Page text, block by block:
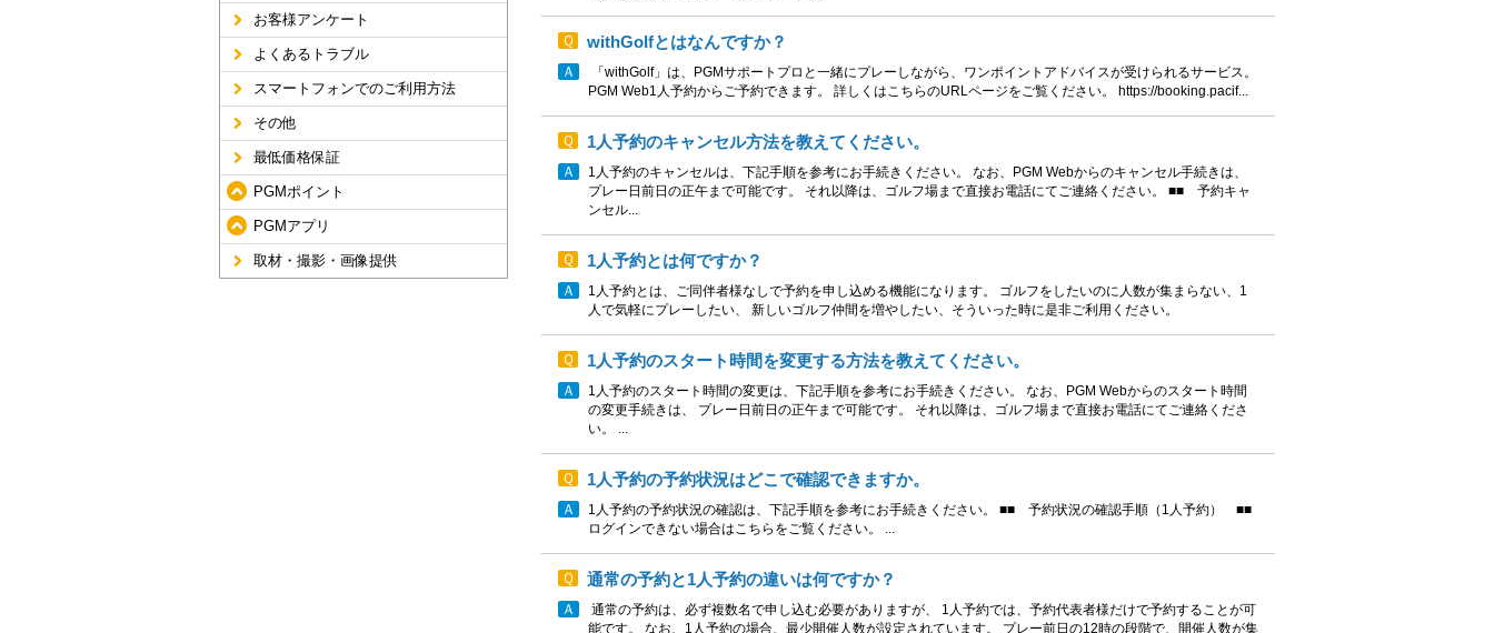
お客様アンケート
よくあるトラブル
スマートフォンでのご利用方法
その他
最低価格保証
PGMポイント
PGMアプリ
取材・撮影・画像提供
withGolfとはなんですか？
「withGolf」は、PGMサポートプロと一緒にプレーしながら、ワンポイントアドバイスが受けられるサービス。
PGM Web1人予約からご予約できます。 詳しくはこちらのURLページをご覧ください。 https://booking.pacif...
1人予約のキャンセル方法を教えてください。
1人予約のキャンセルは、下記手順を参考にお手続きください。 なお、PGM Webからのキャンセル手続きは、
プレー日前日の正午まで可能です。 それ以降は、ゴルフ場まで直接お電話にてご連絡ください。 ■■ 予約キャ
ンセル...
1人予約とは何ですか？
1人予約とは、ご同伴者様なしで予約を申し込める機能になります。 ゴルフをしたいのに人数が集まらない、1
人で気軽にプレーしたい、 新しいゴルフ仲間を増やしたい、そういった時に是非ご利用ください。
1人予約のスタート時間を変更する方法を教えてください。
1人予約のスタート時間の変更は、下記手順を参考にお手続きください。 なお、PGM Webからのスタート時間
の変更手続きは、 プレー日前日の正午まで可能です。 それ以降は、ゴルフ場まで直接お電話にてご連絡くださ
い。 ...
1人予約の予約状況はどこで確認できますか。
1人予約の予約状況の確認は、下記手順を参考にお手続きください。 ■■ 予約状況の確認手順（1人予約） ■■
ログインできない場合はこちらをご覧ください。 ...
通常の予約と1人予約の違いは何ですか？
通常の予約は、必ず複数名で申し込む必要がありますが、 1人予約では、予約代表者様だけで予約することが可
能です。 なお、1人予約の場合、最少開催人数が設定されています。 プレー前日の12時の段階で、開催人数が集